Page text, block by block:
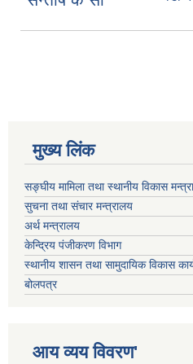
मुख्य लिंक
सङ्घीय मामिला तथा स्थानीय विकास
सुचना तथा संचार मन्त्रालय
अर्थ मन्त्रालय
केन्द्रिय पंजीकरण विभाग
स्थानीय शासन तथा सामुदायिक विकास
बोलपत्र
आय व्यय विवरण'